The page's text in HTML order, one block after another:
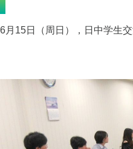
6月15日（周日），日中学生